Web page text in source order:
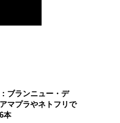
ブランニュー・デ
マプラやネトフリで
本